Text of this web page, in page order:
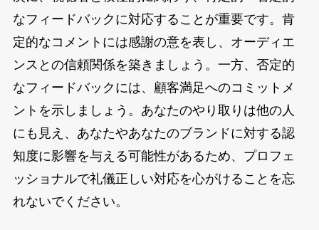
なフィードバックに対応することが重要です。肯
定的なコメントには感謝の意を表し、オーディエ
ンスとの信頼関係を築きましょう。一方、否定的
なフィードバックには、顧客満足へのコミットメ
ントを示しましょう。あなたのやり取りは他の人
にも見え、あなたやあなたのブランドに対する認
知度に影響を与える可能性があるため、プロフェ
ッショナルで礼儀正しい対応を心がけることを忘
れないでください。